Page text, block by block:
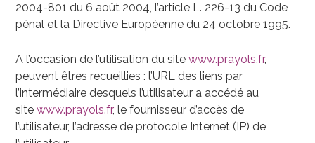
2004-801 du 6 août 2004, l’article L. 226-13 du Code
pénal et la Directive Européenne du 24 octobre 1995.
A l’occasion de l’utilisation du sitewww.prayols.fr,
peuvent êtres recueillies : l’URL des liens par
l’intermédiaire desquels l’utilisateur a accédé au
sitewww.prayols.fr, le fournisseur d’accès de
l’utilisateur, l’adresse de protocole Internet (IP) de